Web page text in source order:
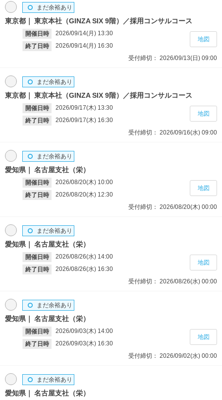
東京都 東京本社（GINZA SIX 9階）／採用コンサルコース
開催日時 2026/09/14(月) 13:30
終了日時
2026/09/14(月) 16:30
まだ余裕あり
受付締切： 2026/09/13(日) 09:00
地図
東京都 東京本社（GINZA SIX 9階）／採用コンサルコース
開催日時 2026/09/17(木) 13:30
終了日時
2026/09/17(木) 16:30
まだ余裕あり
受付締切： 2026/09/16(水) 09:00
地図
愛知県 名古屋支社（栄）
開催日時 2026/08/20(木) 10:00
終了日時
2026/08/20(木) 12:30
まだ余裕あり
受付締切： 2026/08/20(木) 00:00
地図
愛知県 名古屋支社（栄）
開催日時 2026/08/26(水) 14:00
終了日時
2026/08/26(水) 16:30
まだ余裕あり
受付締切： 2026/08/26(水) 00:00
地図
愛知県 名古屋支社（栄）
開催日時 2026/09/03(木) 14:00
終了日時
2026/09/03(木) 16:30
まだ余裕あり
受付締切： 2026/09/02(水) 00:00
地図
愛知県 名古屋支社（栄）
まだ余裕あり